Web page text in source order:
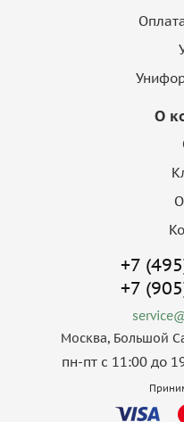
О
+7
+7
Москва, Большой
пн-пт с 11:00 до